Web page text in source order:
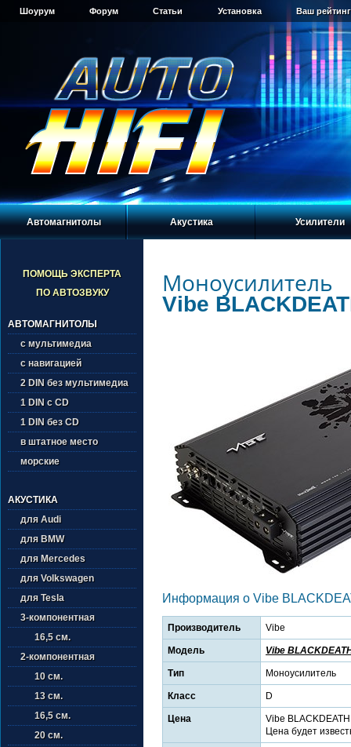
Шоурум Форум Статьи Установка Ваш
Автомагнитолы Акустика Усилители
ПОМОЩЬ ЭКСПЕРТА
ПО АВТОЗВУКУ
АВТОМАГНИТОЛЫ
с мультимедиа
с навигацией
2 DIN без мультимедиа
1 DIN с CD
1 DIN без CD
в штатное место
морские
АКУСТИКА
для Audi
для BMW
для Mercedes
для Volkswagen
для Tesla
3-компонентная
16,5 см.
2-компонентная
10 см.
13 см.
16,5 см.
20 см.
Моноусилитель
Vibe
Информация о Vibe
Производитель Vibe
Модель Vibe
Тип Моноусилитель
Класс D
Цена
Vibe
Цена будет